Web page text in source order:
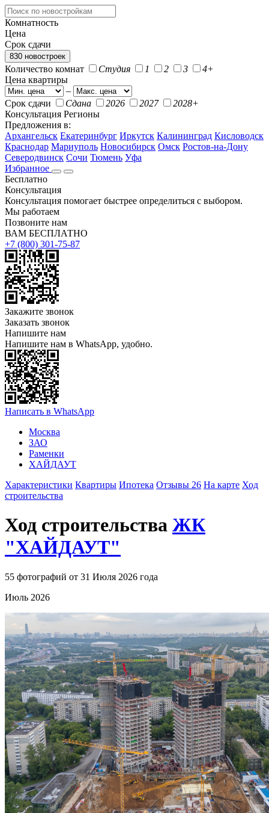
Комнатность
Цена
Срок сдачи
830 новостроек
Количество комнат Студия 1 2 3
4+
Цена квартиры
–
Срок сдачи
Сдана 2026 2027
2028+
Консультация Регионы
Предложения в:
Архангельск Екатеринбург Иркутск Калининград Кисловодск
Краснодар Мариуполь Новосибирск Омск Ростов-на-Дону
Северодвинск Сочи Тюмень Уфа
Избранное
Бесплатно
Консультация
Консультация помогает быстрее определиться с выбором.
Мы работаем
Позвоните нам
ВАМ БЕСПЛАТНО
+7 (800) 301-75-87
Закажите звонок
Заказать звонок
Напишите нам
Напишите нам в WhatsApp, удобно.
Написать в WhatsApp
Москва
ЗАО
Раменки
ХАЙДАУТ
Характеристики Квартиры Ипотека Отзывы 26 На карте Ход
строительства
Ход строительства ЖК
"ХАЙДАУТ"
55 фотографий от 31 Июля 2026 года
Июль 2026